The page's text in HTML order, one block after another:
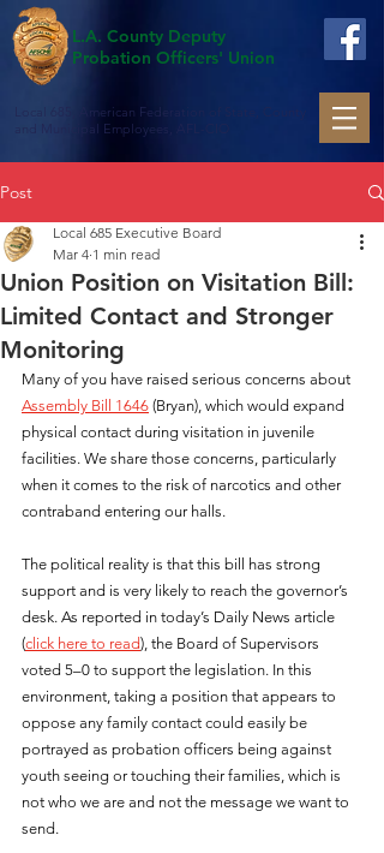
L.A. County Deputy
Probation Officers' Union
Local 685, American Federation of State, County
and Municipal Employees, AFL-CIO
Post
Union Position on Visitation Bill:
Limited Contact and Stronger
Monitoring
Local 685 Executive Board
Mar 4 1 min read
Many of you have raised serious concerns about
Assembly Bill 1646 (Bryan), which would expand
physical contact during visitation in juvenile
facilities. We share those concerns, particularly
when it comes to the risk of narcotics and other
contraband entering our halls.
The political reality is that this bill has strong
support and is very likely to reach the governor’s
desk. As reported in today’s Daily News article
(click here to read), the Board of Supervisors
voted 5–0 to support the legislation. In this
environment, taking a position that appears to
oppose any family contact could easily be
portrayed as probation officers being against
youth seeing or touching their families, which is
not who we are and not the message we want to
send.